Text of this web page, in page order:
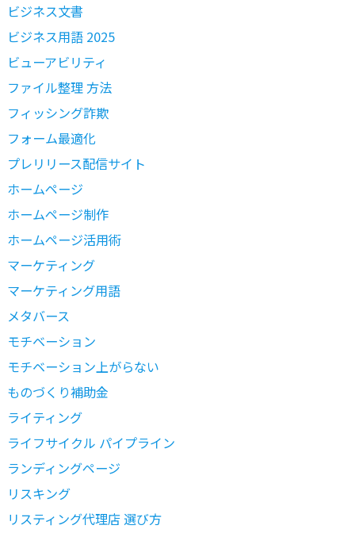
ビジネス文書
ビジネス用語 2025
ビューアビリティ
ファイル整理 方法
フィッシング詐欺
フォーム最適化
プレリリース配信サイト
ホームページ
ホームページ制作
ホームページ活用術
マーケティング
マーケティング用語
メタバース
モチベーション
モチベーション上がらない
ものづくり補助金
ライティング
ライフサイクル パイプライン
ランディングページ
リスキング
リスティング代理店 選び方